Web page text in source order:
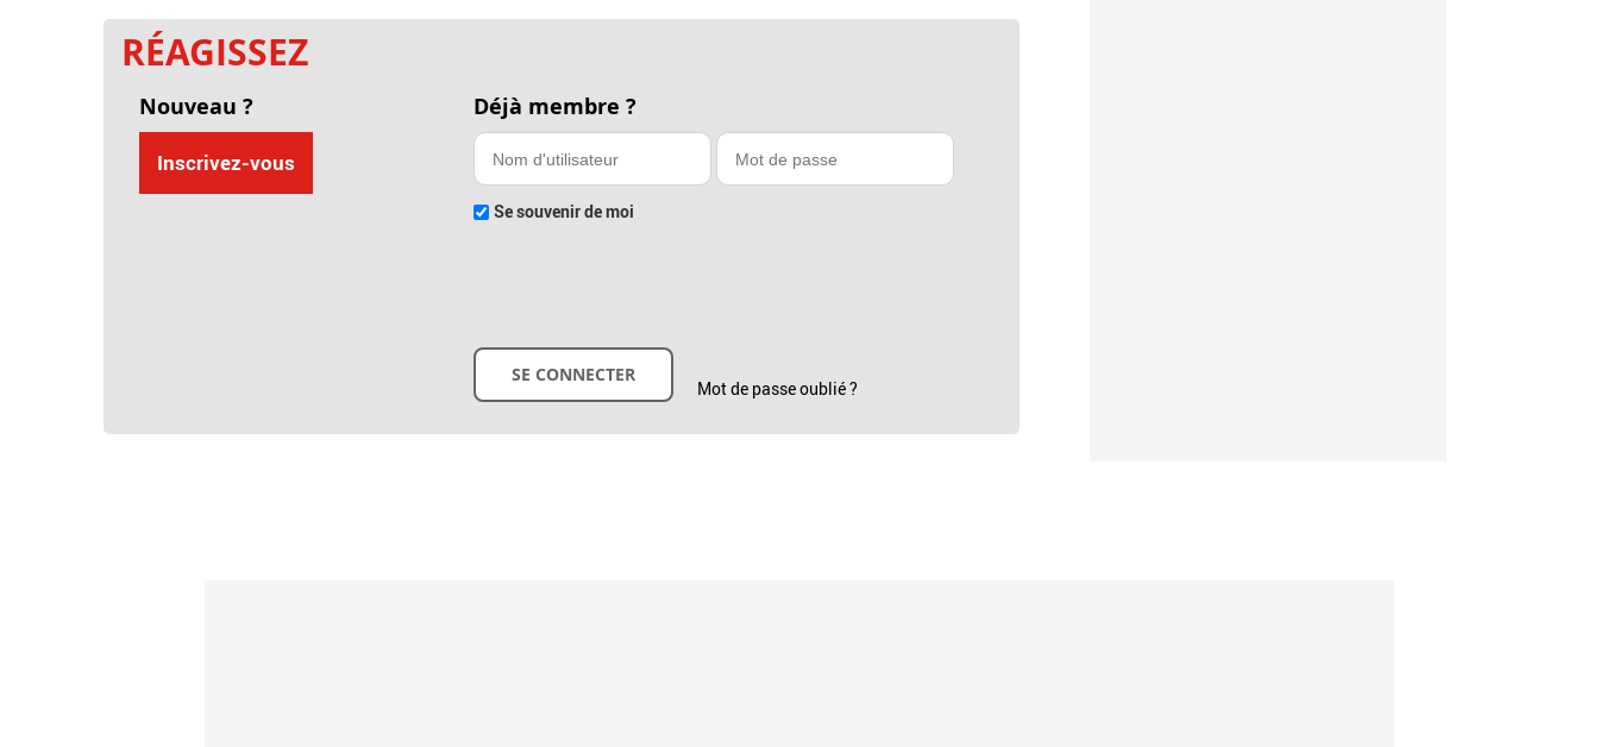
RÉAGISSEZ
Nouveau ?
Inscrivez-vous
Déjà membre ?
Se souvenir de moi
Mot de passe oublié ?